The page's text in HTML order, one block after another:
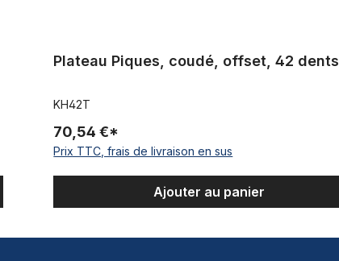
Plateau Piques, coudé, offset, 42 dents
KH42T
70,54 €*
Prix TTC, frais de livraison en sus
Ajouter au panier